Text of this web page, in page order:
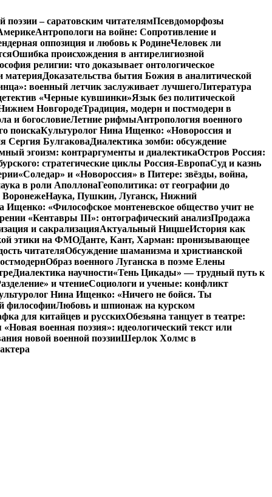
поэзии – саратовским читателямПсевдоморфозы
Антропологи на войне: Сопротивление и
оппозиция и любовь к РодинеЧеловек ли
Ошибка происхождения в антирелигиозной
религии: что доказывает онтологическое
материяДоказательства бытия Божия в аналитической
военный летчик заслуживает лучшегоЛитература
«Черные кувшинки»Язык без политической
НовгородеТрадиция, модерн и постмодерн в
и богословиеЛетние рифмыАнтропология военного
поискаКультуролог Нина Ищенко: «Новороссия и
Сергия БулгаковаДиалектика зомби: обсуждение
эгоизм: контраргументы и диалектикаОстров Россия:
стратегические циклы Россия-ЕвропаСуд и казнь
«Соледар» и «Новороссия» в Питере: звёзды, война,
в роли АполлонаГеополитика: от географии до
ВоронежеНаука, Пушкин, Луганск, Нижний
«Философское монтеневское общество учит не
«Кентавры III»: онтографический анализПродажа
и сакрализацияАктуальный НицшеИстория как
этики на ФМОДанте, Кант, Харман: пронизывающее
читателяОбсуждение шаманизма и христианской
Образ военного Луганска в поэме Елены
Диалектика научности«Тень Цикады» — трудный путь к
и чтениеСоциологи и ученые: конфликт
Нина Ищенко: «Ничего не бойся. Ты
философииЛюбовь и шпионаж на курском
для китайцев и русскихОбезьяна танцует в театре:
военная поэзия»: идеологический текст или
новой военной поэзииШерлок Холмс в